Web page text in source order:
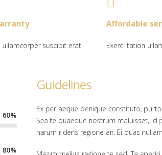
ullamcorper suscipit erat.
Affordable
Exerci tation
60%
80%
Guidelines
Ex per aeque denique constituto,
Sea te quaeque nostrum maluisset, id
harum ridens regione an. Ei quas